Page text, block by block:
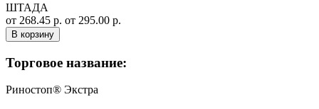
ШТАДА
от 268.45 р. от 295.00 р.
В корзину
Торговое название:
Риностоп® Экстра